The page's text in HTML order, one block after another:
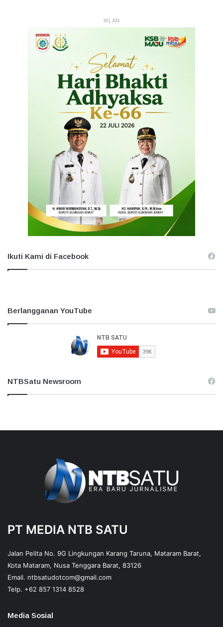
IKLAN
Ikuti Kami di Facebook
Berlangganan YouTube
NTBSatu Newsroom
PT MEDIA NTB SATU
Jalan Pelita No. 9G Lingkungan Karang Taruna, Mataram Barat,
Kota Mataram, Nusa Tenggara Barat, 83126
Email. ntbsatudotcom@gmail.com
Telp. +62 857 1314 8528
Media Sosial